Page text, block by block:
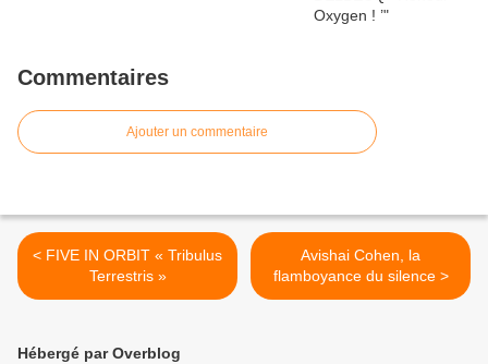
Commentaires
Ajouter un commentaire
< FIVE IN ORBIT « Tribulus
Terrestris »
Avishai Cohen, la
flamboyance du silence >
Hébergé par Overblog